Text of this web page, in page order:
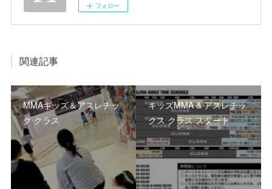
フォロー
関連記事
MMAキッズ＆アスレチッ
ク クラス
キッズMMA & アスレチッ
クス クラス スタート